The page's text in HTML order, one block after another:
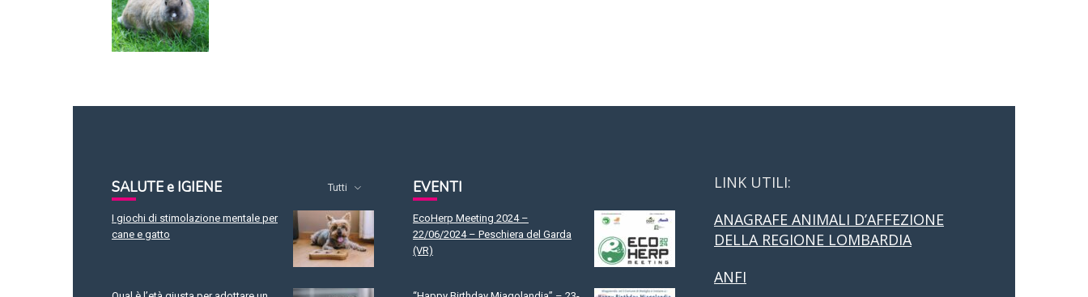
SALUTE e IGIENE Tutti
I giochi di stimolazione mentale per
cane e gatto
EVENTI
EcoHerp Meeting 2024 –
22/06/2024 – Peschiera del Garda
(VR)
LINK UTILI:
ANAGRAFE ANIMALI D’AFFEZIONE
DELLA REGIONE LOMBARDIA
ANFI